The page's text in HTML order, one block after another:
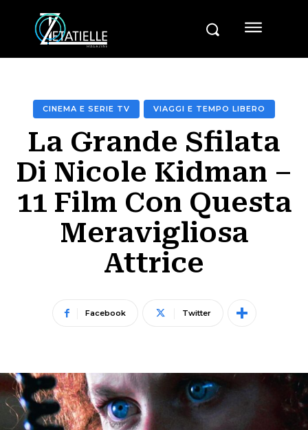
CINEMA E SERIE TV VIAGGI E TEMPO LIBERO
La Grande Sfilata
Di Nicole Kidman –
11 Film Con Questa
Meravigliosa
Attrice
Facebook Twitter